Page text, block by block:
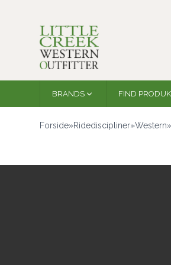
BRANDS FIND
Forside»Ridediscipliner»Western»